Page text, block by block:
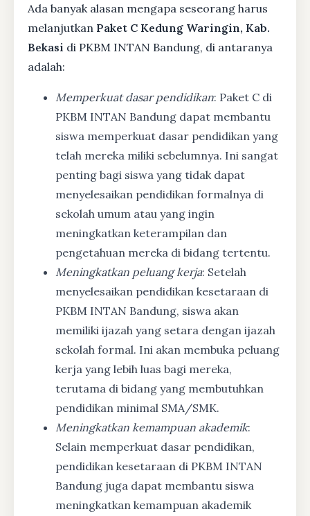
Ada banyak alasan mengapa seseorang harus
melanjutkan Paket C Kedung Waringin, Kab.
Bekasi di PKBM INTAN Bandung, di antaranya
adalah:
Memperkuat dasar pendidikan: Paket C di
PKBM INTAN Bandung dapat membantu
siswa memperkuat dasar pendidikan yang
telah mereka miliki sebelumnya. Ini sangat
penting bagi siswa yang tidak dapat
menyelesaikan pendidikan formalnya di
sekolah umum atau yang ingin
meningkatkan keterampilan dan
pengetahuan mereka di bidang tertentu.
Meningkatkan peluang kerja: Setelah
menyelesaikan pendidikan kesetaraan di
PKBM INTAN Bandung, siswa akan
memiliki ijazah yang setara dengan ijazah
sekolah formal. Ini akan membuka peluang
kerja yang lebih luas bagi mereka,
terutama di bidang yang membutuhkan
pendidikan minimal SMA/SMK.
Meningkatkan kemampuan akademik:
Selain memperkuat dasar pendidikan,
pendidikan kesetaraan di PKBM INTAN
Bandung juga dapat membantu siswa
meningkatkan kemampuan akademik